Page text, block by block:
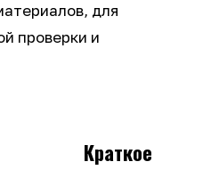
для
проверки и